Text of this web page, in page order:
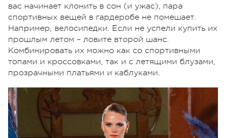
вас начинает клонить в сон (и ужас), пара
спортивных вещей в гардеробе не помешает.
Например, велосипедки. Если не успели купить их
прошлым летом – ловите второй шанс.
Комбинировать их можно как со спортивными
топами и кроссовками, так и с летящими блузами,
прозрачными платьями и каблуками.